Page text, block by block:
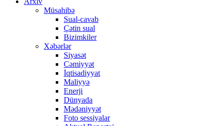
Müsahibə
Sual-cavab
Çətin sual
Bizimkiler
Xəbərlər
Siyasət
Cəmiyyət
İqtisadiyyat
Maliyyə
Enerji
Dünyada
Mədəniyyət
Foto sessiyalar